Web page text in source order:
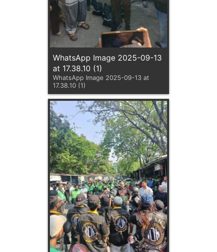
WhatsApp Image 2025-09-13
at 17.38.10 (1)
WhatsApp Image 2025-09-13 at
17.38.10 (1)